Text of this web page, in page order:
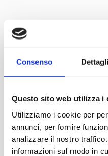
Consenso Dettagli
Questo sito web utilizza i
Utilizziamo i cookie per
annunci, per fornire
analizzare il nostro
informazioni sul modo in
Con il patrocinio di